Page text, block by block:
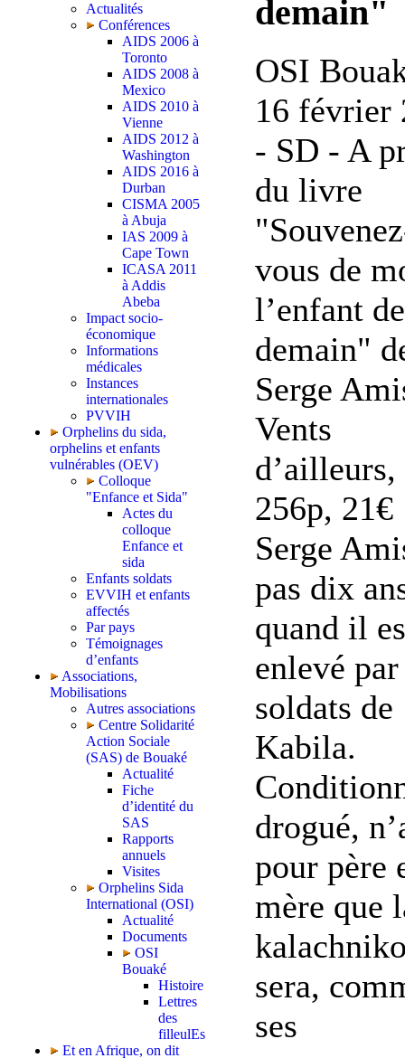
Actualités
Conférences
AIDS 2006 à
Toronto
AIDS 2008 à
Mexico
AIDS 2010 à
Vienne
AIDS 2012 à
Washington
AIDS 2016 à
Durban
CISMA 2005
à Abuja
IAS 2009 à
Cape Town
ICASA 2011
à Addis
Abeba
Impact socio-
économique
Informations
médicales
Instances
internationales
PVVIH
Orphelins du sida,
orphelins et enfants
vulnérables (OEV)
Colloque
"Enfance et Sida"
Actes du
colloque
Enfance et
sida
Enfants soldats
EVVIH et enfants
affectés
Par pays
Témoignages
d’enfants
Associations,
Mobilisations
Autres associations
Centre Solidarité
Action Sociale
(SAS) de Bouaké
Actualité
Fiche
d’identité du
SAS
Rapports
annuels
Visites
Orphelins Sida
International (OSI)
Actualité
Documents
OSI
Bouaké
Histoire
Lettres
des
filleulEs
Et en Afrique, on dit
demain"
OSI
16 février
- SD - A
du livre
vous de
l’enfant de
demain"
Serge
Vents
d’ailleurs,
256p, 21€
Serge
pas dix
quand il
enlevé
soldats de
Kabila.
drogué,
pour père
mère que
sera,
ses